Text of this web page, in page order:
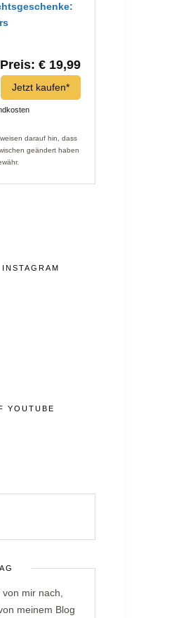
Preis: € 19,99
Jetzt kaufen*
darauf hin, dass
geändert haben
YOUTUBE
von mir nach,
meinem Blog